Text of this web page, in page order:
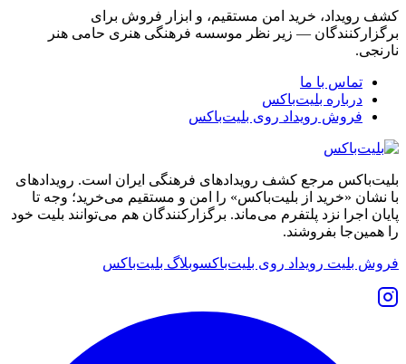
کشف رویداد، خرید امن مستقیم، و ابزار فروش برای
برگزارکنندگان — زیر نظر موسسه فرهنگی هنری حامی هنر
نارنجی.
تماس با ما
درباره بلیت‌باکس
فروش رویداد روی بلیت‌باکس
بلیت‌باکس مرجع کشف رویدادهای فرهنگی ایران است. رویدادهای
با نشان «خرید از بلیت‌باکس» را امن و مستقیم می‌خرید؛ وجه تا
پایان اجرا نزد پلتفرم می‌ماند. برگزارکنندگان هم می‌توانند بلیت خود
را همین‌جا بفروشند.
فروش بلیت رویداد روی بلیت‌باکسوبلاگ بلیت‌باکس